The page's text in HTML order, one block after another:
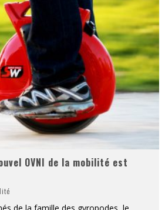
OVNI de la mobilité est
de la famille des gyropodes, le